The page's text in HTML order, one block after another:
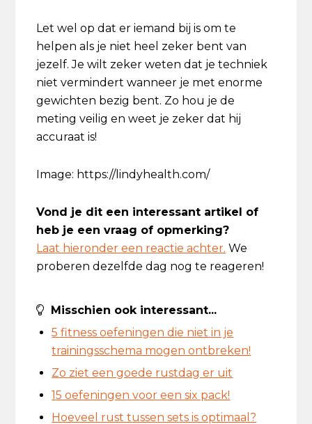
Let wel op dat er iemand bij is om te
helpen als je niet heel zeker bent van
jezelf. Je wilt zeker weten dat je techniek
niet vermindert wanneer je met enorme
gewichten bezig bent. Zo hou je de
meting veilig en weet je zeker dat hij
accuraat is!
Image: https://lindyhealth.com/
Vond je dit een interessant artikel of
heb je een vraag of opmerking?
Laat hieronder een reactie achter. We
proberen dezelfde dag nog te reageren!
Misschien ook interessant...
5 fitness oefeningen die niet in je
trainingsschema mogen ontbreken!
Zo ziet een goede rustdag er uit
15 oefeningen voor een six pack!
Hoeveel rust tussen sets is optimaal?